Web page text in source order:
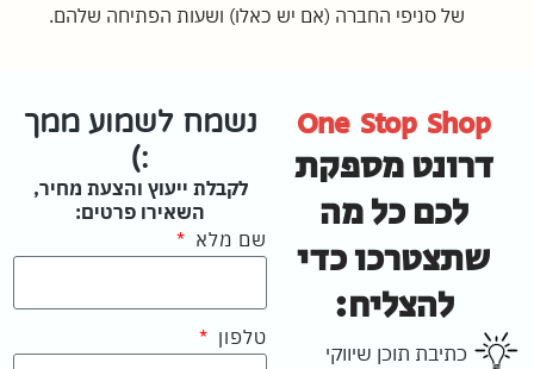
של סניפי החברה (אם יש כאלו) ושעות הפתיחה שלהם.
One Stop Shop
דרונט מספקת
לכם כל מה
שתצטרכו כדי
להצליח:
כתיבת תוכן שיווקי
נשמח לשמוע ממך
:)
לקבלת ייעוץ והצעת מחיר,
השאירו פרטים:
שם מלא
טלפון